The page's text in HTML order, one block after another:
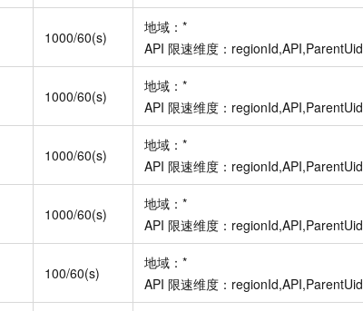
1000/60(s)
地域： *
API 限速维度： regionId,API,ParentUid
1000/60(s)
地域： *
API 限速维度： regionId,API,ParentUid
1000/60(s)
地域： *
API 限速维度： regionId,API,ParentUid
1000/60(s)
地域： *
API 限速维度： regionId,API,ParentUid
100/60(s)
地域： *
API 限速维度： regionId,API,ParentUid